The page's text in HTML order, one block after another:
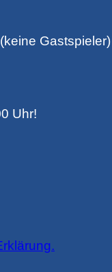
Gastspieler)
Uhr!